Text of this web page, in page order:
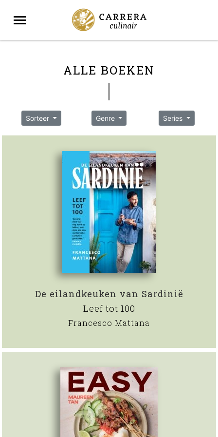
ALLE BOEKEN
Sorteer Genre Series
De eilandkeuken van Sardinië
Leef tot 100
Francesco Mattana